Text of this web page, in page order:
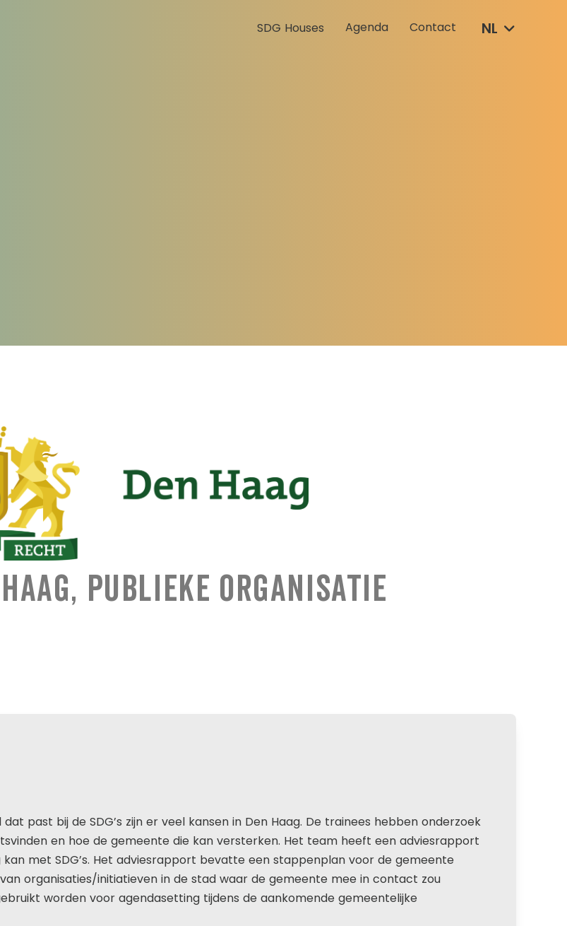
SDG Houses Agenda Contact NL
Haag, Publieke Organisatie
past bij de SDG’s zijn er veel kansen in Den Haag. De trainees hebben onderzoek
en hoe de gemeente die kan versterken. Het team heeft een adviesrapport
met SDG’s. Het adviesrapport bevatte een stappenplan voor de gemeente
organisaties/initiatieven in de stad waar de gemeente mee in contact zou
worden voor agendasetting tijdens de aankomende gemeentelijke